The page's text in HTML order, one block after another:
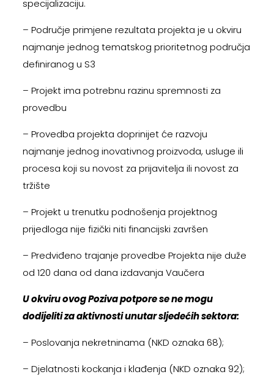
specijalizaciju.
– Područje primjene rezultata projekta je u okviru
najmanje jednog tematskog prioritetnog područja
definiranog u S3
– Projekt ima potrebnu razinu spremnosti za
provedbu
– Provedba projekta doprinijet će razvoju
najmanje jednog inovativnog proizvoda, usluge ili
procesa koji su novost za prijavitelja ili novost za
tržište
– Projekt u trenutku podnošenja projektnog
prijedloga nije fizički niti financijski završen
– Predviđeno trajanje provedbe Projekta nije duže
od 120 dana od dana izdavanja Vaučera
U okviru ovog Poziva potpore se ne mogu
dodijeliti za aktivnosti unutar sljedećih sektora:
– Poslovanja nekretninama (NKD oznaka 68);
– Djelatnosti kockanja i klađenja (NKD oznaka 92);